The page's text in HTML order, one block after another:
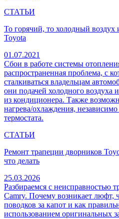
СТАТЬИ
То горячий, то холодный воздух
Toyota
01.07.2021
Сбои в работе системы
распространенная проблема, с
сталкиваться владельцам
они подачей холодного воздуха
из кондиционера. Также
нагрева/охлаждения,
термостата.
СТАТЬИ
Ремонт трапеции дворников
что делать
25.03.2026
Разбираемся с неисправностью
Camry. Почему возникает люфт,
поводков за капот и как
использованием оригинальных